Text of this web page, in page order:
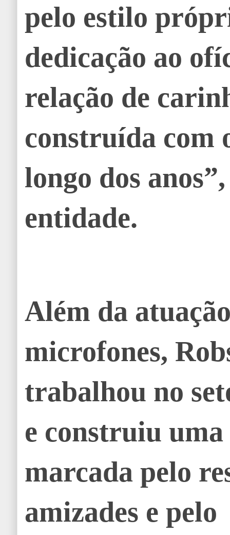
pelo estilo
dedicação ao
relação de
construída com
longo dos
entidade.
Além da
microfones,
trabalhou no
e construiu
marcada pelo
amizades e pelo